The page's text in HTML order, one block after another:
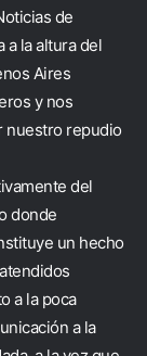
de
a la altura del
Aires
y nos
nuestro repudio
del
donde
un hecho
a la poca
a la